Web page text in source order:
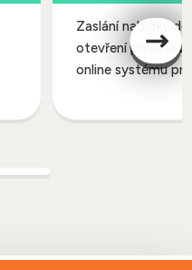
Zaslání nabídky
otevření
online systému